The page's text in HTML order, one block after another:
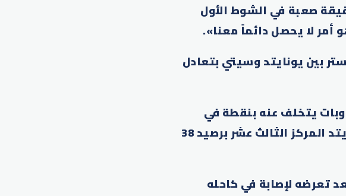
ليفربول الهولندي أرنه سلوت «عشنا 14 دقيقة صعبة في الشوط الأول
بين يونايتد وسيتي بتعادل
يتخلف عنه بنقطة في
المركز الخامس (52 مقابل 53). في المقابل، يحتل يونايتد المركز الثالث عشر برصيد 38
تعرضه لإصابة في كاحله